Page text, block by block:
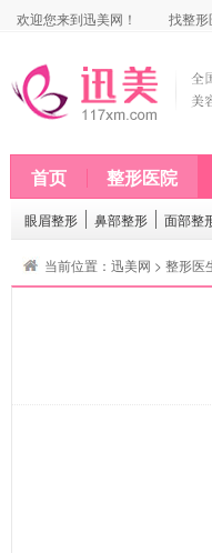
欢迎您来到迅美网！ 找整形
首页 整形医院
眼眉整形 鼻部整形 面部整
当前位置： 迅美网 > 整形医